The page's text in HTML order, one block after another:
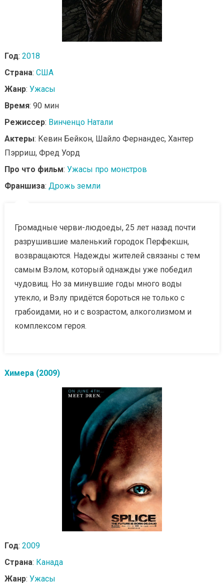
Год: 2018
Страна: США
Жанр: Ужасы
Время: 90 мин
Режиссер: Винченцо Натали
Актеры: Кевин Бейкон, Шайло Фернандес, Хантер
Пэрриш, Фред Уорд
Про что фильм: Ужасы про монстров
Франшиза: Дрожь земли
Громадные черви-людоеды, 25 лет назад почти
разрушившие маленький городок Перфекшн,
возвращаются. Надежды жителей связаны с тем
самым Вэлом, который однажды уже победил
чудовищ. Но за минувшие годы много воды
утекло, и Вэлу придётся бороться не только с
грабоидами, но и с возрастом, алкоголизмом и
комплексом героя.
Химера (2009)
Год: 2009
Страна: Канада
Жанр: Ужасы